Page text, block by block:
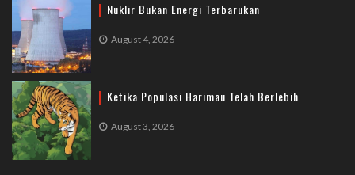
Nuklir Bukan Energi Terbarukan
August 4, 2026
Ketika Populasi Harimau Telah Berlebih
August 3, 2026